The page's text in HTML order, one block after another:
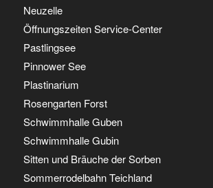
Neuzelle
Öffnungszeiten Service-Center
Pastlingsee
Pinnower See
Plastinarium
Rosengarten Forst
Schwimmhalle Guben
Schwimmhalle Gubin
Sitten und Bräuche der Sorben
Sommerrodelbahn Teichland